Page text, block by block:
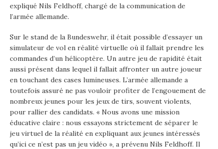
expliqué Nils Feldhoff, chargé de la communication de
l’armée allemande.
Sur le stand de la Bundeswehr, il était possible d’essayer un
simulateur de vol en réalité virtuelle où il fallait prendre les
commandes d’un hélicoptère. Un autre jeu de rapidité était
aussi présent dans lequel il fallait affronter un autre joueur
en touchant des cases lumineuses. L’armée allemande a
toutefois assuré ne pas vouloir profiter de l’engouement de
nombreux jeunes pour les jeux de tirs, souvent violents,
pour rallier des candidats. « Nous avons une mission
éducative claire : nous essayons strictement de séparer le
jeu virtuel de la réalité en expliquant aux jeunes intéressés
qu’ici ce n’est pas un jeu vidéo », a prévenu Nils Feldhoff. Il